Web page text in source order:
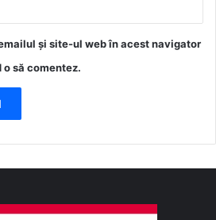
și site-ul web în acest navigator
să comentez.